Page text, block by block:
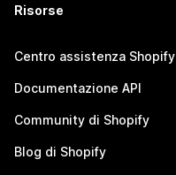
Risorse
Centro assistenza Shopify
Documentazione API
Community di Shopify
Blog di Shopify